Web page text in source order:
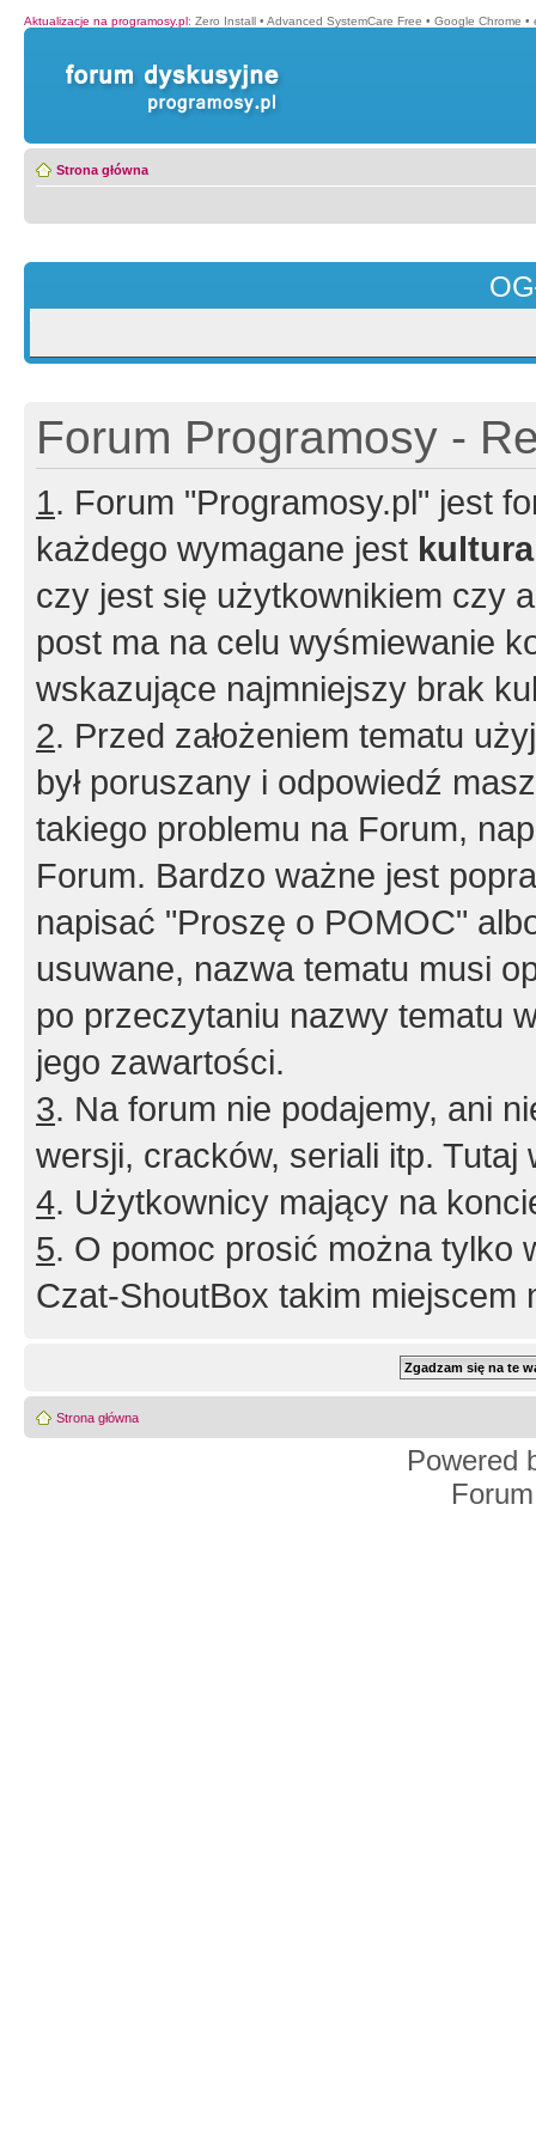
Aktualizacje na programosy.pl: Zero Install • Advanced SystemCare Free • Google Chrome •
Strona główna
Forum Programosy -
1. Forum "Programosy.pl" jest
każdego wymagane jest
czy jest się użytkownikiem czy
post ma na celu wyśmiewanie
wskazujące najmniejszy brak
2. Przed założeniem tematu
był poruszany i odpowiedź
takiego problemu na Forum,
Forum. Bardzo ważne jest
napisać "Proszę o POMOC"
usuwane, nazwa tematu musi
po przeczytaniu nazwy tematu
jego zawartości.
3. Na forum nie podajemy, ani
wersji, cracków, seriali itp. Tutaj
4. Użytkownicy mający na
5. O pomoc prosić można tylko
Czat-ShoutBox takim miejscem
Strona główna
Powered